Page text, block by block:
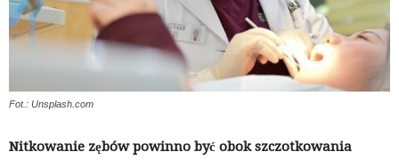
Fot.: Unsplash.com
Nitkowanie zębów powinno być obok szczotkowania